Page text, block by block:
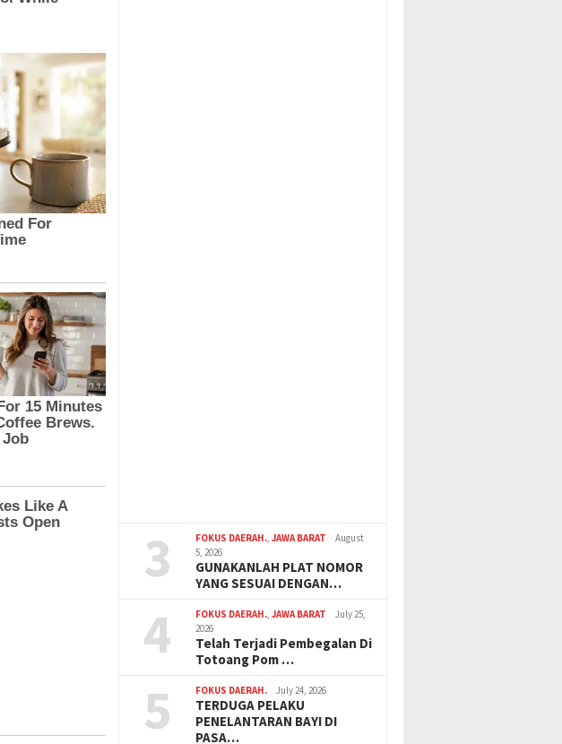
3 FOKUS DAERAH. ,JAWA BARAT
August
5, 2026
GUNAKANLAH PLAT NOMOR
YANG SESUAI DENGAN…
4 FOKUS DAERAH. ,JAWA BARAT
July 25,
2026
Telah Terjadi Pembegalan Di
Totoang Pom …
5 FOKUS DAERAH. July 24, 2026
TERDUGA PELAKU
PENELANTARAN BAYI DI
PASA…